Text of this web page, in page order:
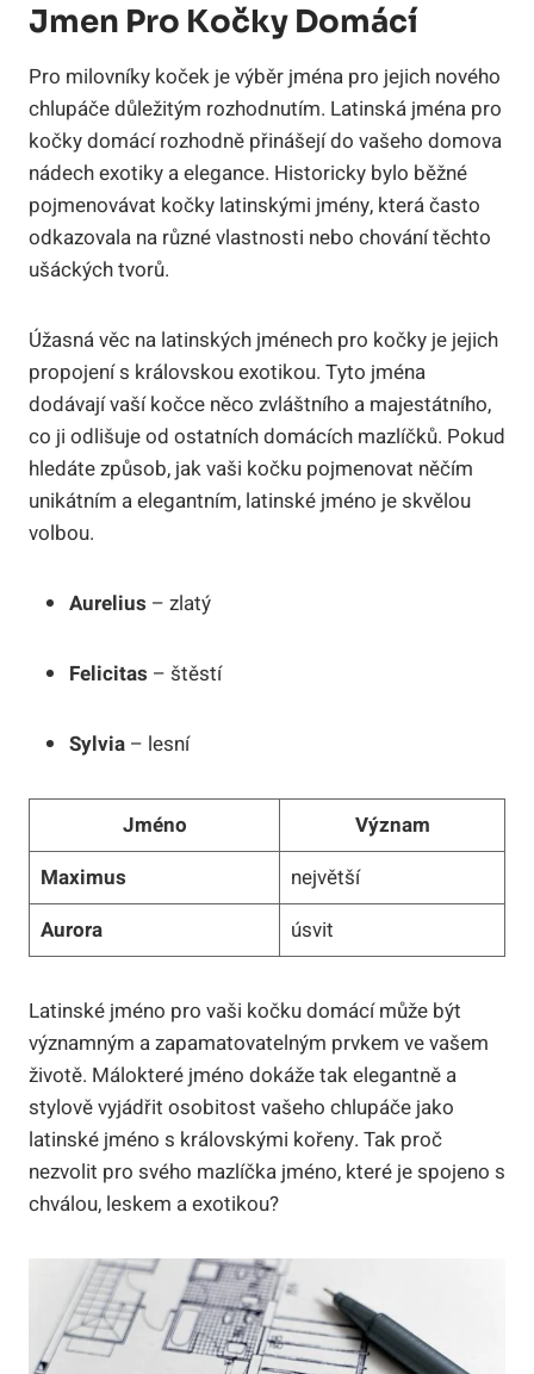
Jmen Pro Kočky Domácí
Pro milovníky koček je výběr jména pro jejich nového
chlupáče důležitým rozhodnutím. Latinská jména pro
kočky domácí rozhodně přinášejí do vašeho domova
nádech exotiky a elegance. Historicky bylo běžné
pojmenovávat kočky latinskými jmény, která často
odkazovala na různé vlastnosti nebo chování těchto
ušáckých tvorů.
Úžasná věc na latinských jménech pro kočky je jejich
propojení s královskou exotikou. Tyto jména
dodávají vaší kočce něco zvláštního a majestátního,
co ji odlišuje od ostatních domácích mazlíčků. Pokud
hledáte způsob, jak vaši kočku pojmenovat něčím
unikátním a elegantním, latinské jméno je skvělou
volbou.
Aurelius – zlatý
Felicitas – štěstí
Sylvia – lesní
Jméno
Význam
Maximus
největší
Aurora
úsvit
Latinské jméno pro vaši kočku domácí může být
významným a zapamatovatelným prvkem ve vašem
životě. Málokteré jméno dokáže tak elegantně a
stylově vyjádřit osobitost vašeho chlupáče jako
latinské jméno s královskými kořeny. Tak proč
nezvolit pro svého mazlíčka jméno, které je spojeno s
chválou, leskem a exotikou?